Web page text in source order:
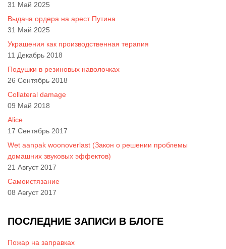
31 Май 2025
Выдача ордера на арест Путина
31 Май 2025
Украшения как производственная терапия
11 Декабрь 2018
Подушки в резиновых наволочках
26 Сентябрь 2018
Collateral damage
09 Май 2018
Alice
17 Сентябрь 2017
Wet aanpak woonoverlast (Закон о решении проблемы
домашних звуковых эффектов)
21 Август 2017
Самоистязание
08 Август 2017
ПОСЛЕДНИЕ ЗАПИСИ В БЛОГЕ
Пожар на заправках